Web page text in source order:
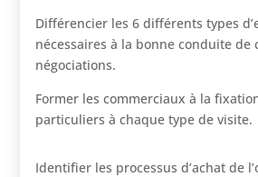
Différencier les 6 différents types
nécessaires à la bonne conduite de
négociations.
Former les commerciaux à la
particuliers à chaque type de visite.
Identifier les processus d’achat de